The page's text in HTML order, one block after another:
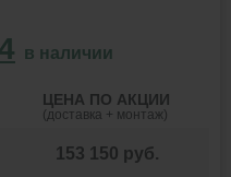
в наличии
ЦЕНА ПО АКЦИИ
(доставка + монтаж)
153 150 руб.